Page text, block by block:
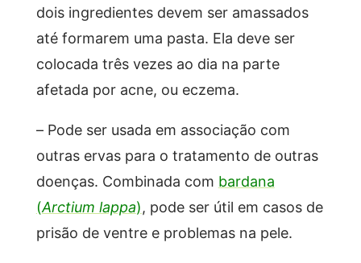
dois ingredientes devem ser amassados
até formarem uma pasta. Ela deve ser
colocada três vezes ao dia na parte
afetada por acne, ou eczema.
– Pode ser usada em associação com
outras ervas para o tratamento de outras
doenças. Combinada com bardana
(Arctium lappa), pode ser útil em casos de
prisão de ventre e problemas na pele.